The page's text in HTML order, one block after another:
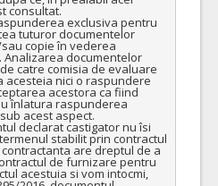
consultat.
exclusiva pentru
tuturor documentelor
copie în vederea
documentelor
catre comisia de evaluare
nici o raspundere
acestora ca fiind
înlatura raspunderea
acest aspect.
declarat castigator nu îsi
stabilit prin contractul
are dreptul de a
de furnizare pentru
acestuia si vom intocmi,